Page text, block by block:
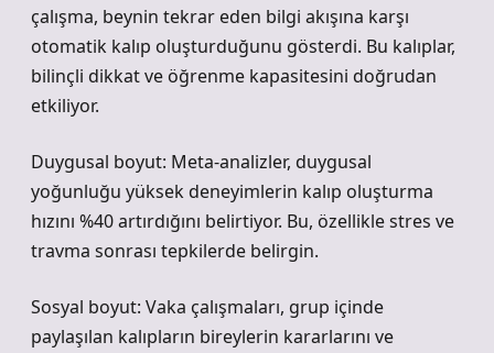
çalışma, beynin tekrar eden bilgi akışına karşı
otomatik kalıp oluşturduğunu gösterdi. Bu kalıplar,
bilinçli dikkat ve öğrenme kapasitesini doğrudan
etkiliyor.
Duygusal boyut: Meta-analizler, duygusal
yoğunluğu yüksek deneyimlerin kalıp oluşturma
hızını %40 artırdığını belirtiyor. Bu, özellikle stres ve
travma sonrası tepkilerde belirgin.
Sosyal boyut: Vaka çalışmaları, grup içinde
paylaşılan kalıpların bireylerin kararlarını ve